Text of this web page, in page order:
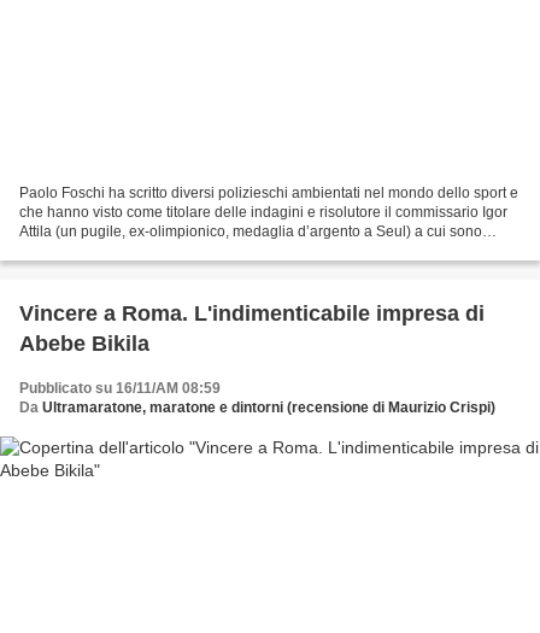
Paolo Foschi ha scritto diversi polizieschi ambientati nel mondo dello sport e
che hanno visto come titolare delle indagini e risolutore il commissario Igor
Attila (un pugile, ex-olimpionico, medaglia d’argento a Seul) a cui sono
Vincere a Roma. L'indimenticabile impresa di
Abebe Bikila
Pubblicato su 16/11/AM 08:59
Da Ultramaratone, maratone e dintorni (recensione di Maurizio Crispi)